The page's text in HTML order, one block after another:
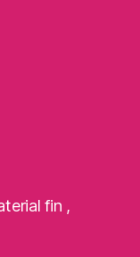
fin ,